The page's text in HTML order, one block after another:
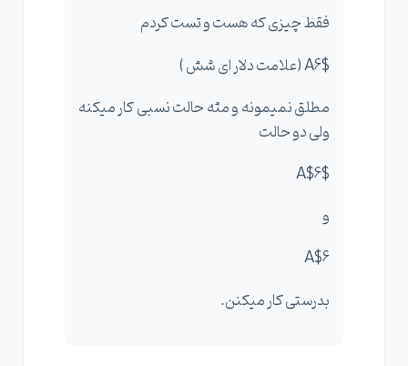
فقط چیزی که هست و تست کردم
$A6 (علامت دلار ای شش )
مطلق نمیمونه و مثه حالت نسبی کار میکنه
ولی دو حالت
$A$6
و
A$6
بدرستی کار میکنن.